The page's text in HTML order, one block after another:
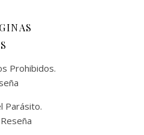
Prohibidos.
Parásito.